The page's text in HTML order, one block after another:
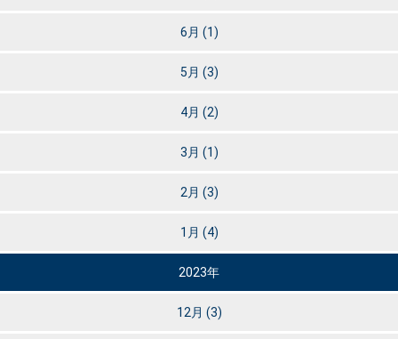
6月 (1)
5月 (3)
4月 (2)
3月 (1)
2月 (3)
1月 (4)
2023年
12月 (3)